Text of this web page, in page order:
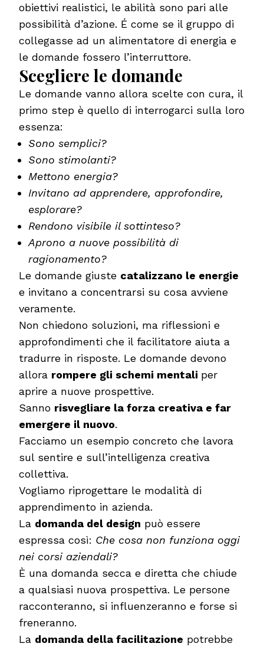
obiettivi realistici, le abilità sono pari alle
possibilità d’azione. É come se il gruppo di
collegasse ad un alimentatore di energia e
le domande fossero l’interruttore.
Scegliere le domande
Le domande vanno allora scelte con cura, il
primo step è quello di interrogarci sulla loro
essenza:
Sono semplici?
Sono stimolanti?
Mettono energia?
Invitano ad apprendere, approfondire,
esplorare?
Rendono visibile il sottinteso?
Aprono a nuove possibilità di
ragionamento?
Le domande giuste catalizzano le energie
e invitano a concentrarsi su cosa avviene
veramente.
Non chiedono soluzioni, ma riflessioni e
approfondimenti che il facilitatore aiuta a
tradurre in risposte. Le domande devono
allora rompere gli schemi mentali per
aprire a nuove prospettive.
Sanno risvegliare la forza creativa e far
emergere il nuovo.
Facciamo un esempio concreto che lavora
sul sentire e sull’intelligenza creativa
collettiva.
Vogliamo riprogettare le modalità di
apprendimento in azienda.
La domanda del design può essere
espressa così: Che cosa non funziona oggi
nei corsi aziendali?
È una domanda secca e diretta che chiude
a qualsiasi nuova prospettiva. Le persone
racconteranno, si influenzeranno e forse si
freneranno.
La domanda della facilitazione potrebbe